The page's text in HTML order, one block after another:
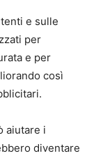
e sulle
per
e per
così
aiutare i
diventare